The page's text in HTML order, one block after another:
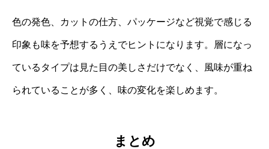
色の発色、カットの仕方、パッケージなど視覚で感じる
印象も味を予想するうえでヒントになります。層になっ
ているタイプは見た目の美しさだけでなく、風味が重ね
られていることが多く、味の変化を楽しめます。
まとめ